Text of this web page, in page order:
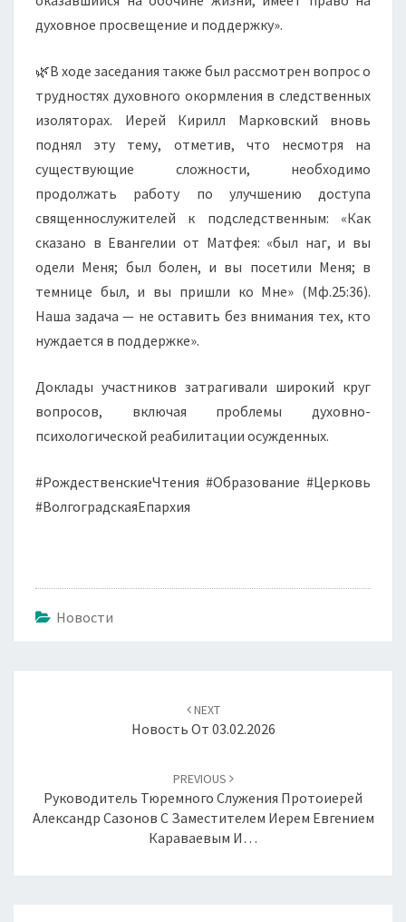
духовное просвещение и поддержку».
🌿В ходе заседания также был рассмотрен вопрос о
трудностях духовного окормления в следственных
изоляторах. Иерей Кирилл Марковский вновь
поднял эту тему, отметив, что несмотря на
существующие сложности, необходимо
продолжать работу по улучшению доступа
священнослужителей к подследственным: «Как
сказано в Евангелии от Матфея: «был наг, и вы
одели Меня; был болен, и вы посетили Меня; в
темнице был, и вы пришли ко Мне» (Мф.25:36).
Наша задача — не оставить без внимания тех, кто
нуждается в поддержке».
Доклады участников затрагивали широкий круг
вопросов, включая проблемы духовно-
психологической реабилитации осужденных.
#РождественскиеЧтения #Образование #Церковь
#ВолгоградскаяЕпархия
Новости
NEXT
Новость От 03.02.2026
PREVIOUS
Руководитель Тюремного Служения Протоиерей
Александр Сазонов С Заместителем Иерем Евгением
Караваевым И…